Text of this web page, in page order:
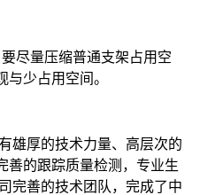
尽量压缩普通支架占用空
少占用空间。
雄厚的技术力量、高层次的
善的跟踪质量检测，专业生
完善的技术团队，完成了中